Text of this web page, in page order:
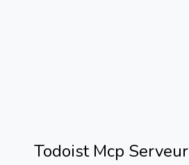
Todoist Mcp Serveur